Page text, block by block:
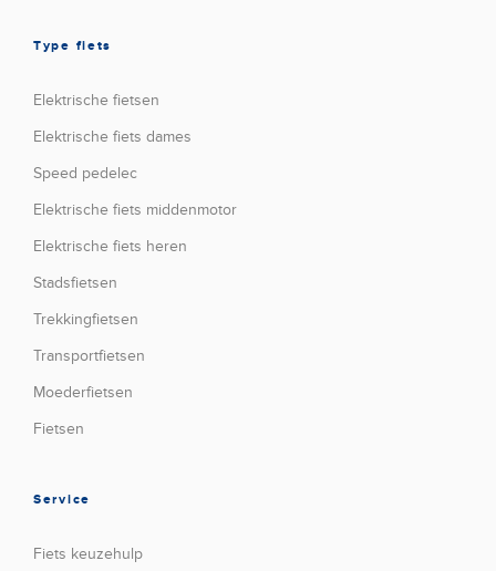
Type fiets
Elektrische fietsen
Elektrische fiets dames
Speed pedelec
Elektrische fiets middenmotor
Elektrische fiets heren
Stadsfietsen
Trekkingfietsen
Transportfietsen
Moederfietsen
Fietsen
Service
Fiets keuzehulp